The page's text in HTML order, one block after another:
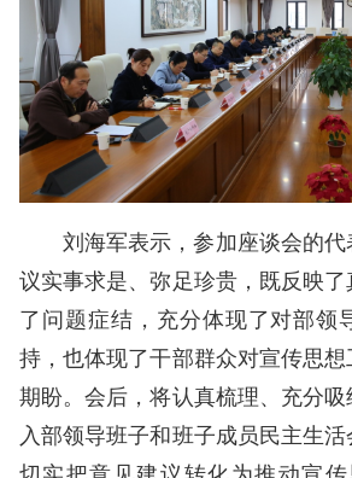
刘海军表示，参加座谈会的
议实事求是、弥足珍贵，既反映
了问题症结，充分体现了对部领
持，也体现了干部群众对宣传思
期盼。会后，将认真梳理、充分
入部领导班子和班子成员民主生活